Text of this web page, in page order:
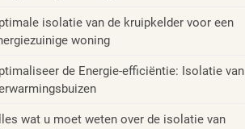
isolatie van de kruipkelder voor een
woning
de Energie-efficiëntie: Isolatie van
wat u moet weten over de isolatie van